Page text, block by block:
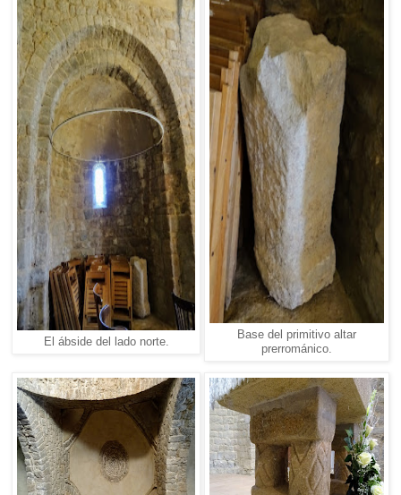
El ábside del lado norte.
Base del primitivo altar
prerrománico.